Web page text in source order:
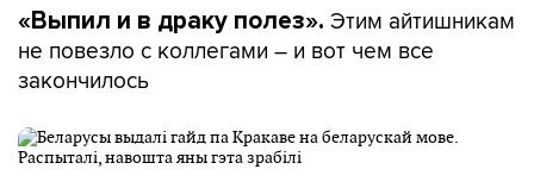
«Выпил и в драку полез». Этим айтишникам
не повезло с коллегами – и вот чем все
закончилось